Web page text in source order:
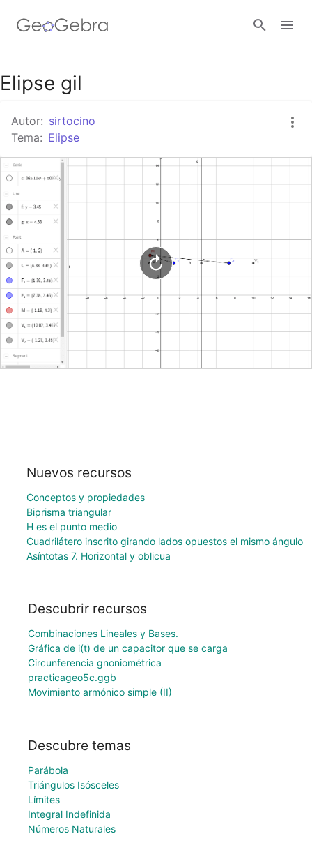
Google Classroom
GeoGebra Classroom
Elipse gil
Autor: sirtocino
Tema: Elipse
Nuevos recursos
Conceptos y propiedades
Biprisma triangular
H es el punto medio
Cuadrilátero inscrito girando lados opuestos el mismo ángulo
Asíntotas 7. Horizontal y oblicua
Descubrir recursos
Combinaciones Lineales y Bases.
Gráfica de i(t) de un capacitor que se carga
Circunferencia gnoniométrica
practicageo5c.ggb
Movimiento armónico simple (II)
Descubre temas
Parábola
Triángulos Isósceles
Límites
Integral Indefinida
Números Naturales